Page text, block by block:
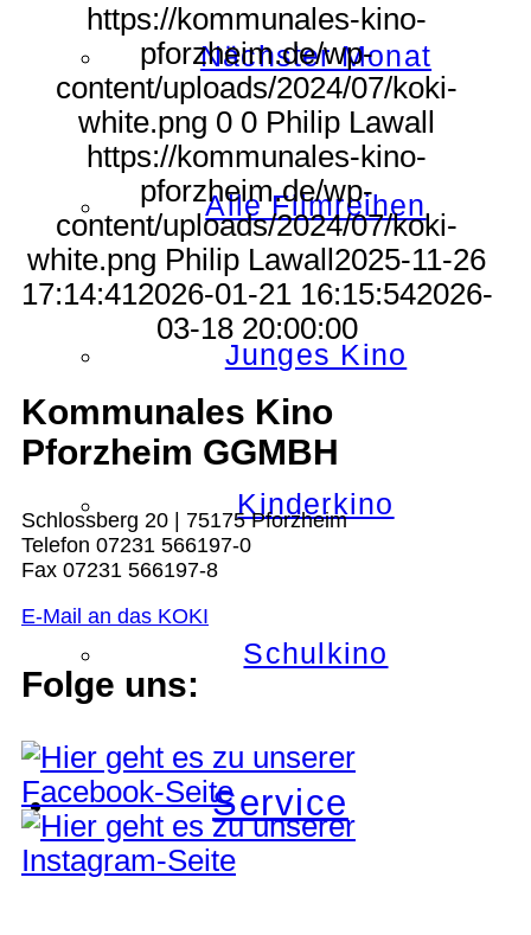
Nächster Monat
Alle Filmreihen
Junges Kino
Kinderkino
Schulkino
Service
https://kommunales-kino-
pforzheim.de/wp-
content/uploads/2024/07/koki-
white.png 0 0 Philip Lawall
https://kommunales-kino-
pforzheim.de/wp-
content/uploads/2024/07/koki-
white.png Philip Lawall2025-11-26
17:14:41 2026-01-21 16:15:542026-
03-18 20:00:00
Kommunales Kino
Pforzheim GGMBH
Schlossberg 20 | 75175 Pforzheim
Telefon 07231 566197-0
Fax 07231 566197-8
E-Mail an das KOKI
Folge uns: